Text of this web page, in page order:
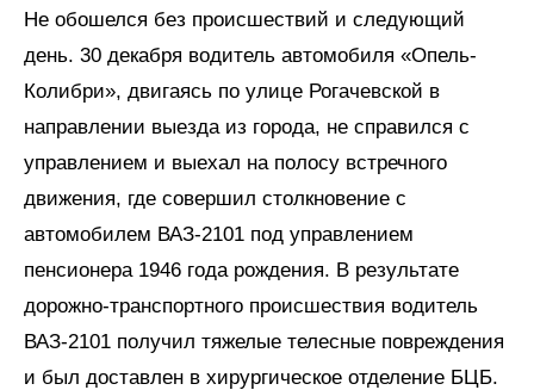
Не обошелся без происшествий и следующий
день. 30 декабря водитель автомобиля «Опель-
Колибри», двигаясь по улице Рогачевской в
направлении выезда из города, не справился с
управлением и выехал на полосу встречного
движения, где совершил столкновение с
автомобилем ВАЗ-2101 под управлением
пенсионера 1946 года рождения. В результате
дорожно-транспортного происшествия водитель
ВАЗ-2101 получил тяжелые телесные повреждения
и был доставлен в хирургическое отделение БЦБ.